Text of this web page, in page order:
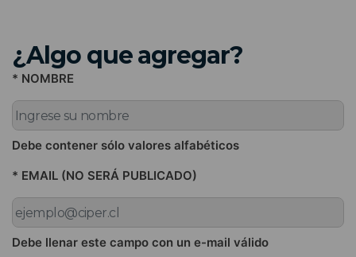
¿Algo que agregar?
* NOMBRE
Debe contener sólo valores alfabéticos
* EMAIL (NO SERÁ PUBLICADO)
Debe llenar este campo con un e-mail válido